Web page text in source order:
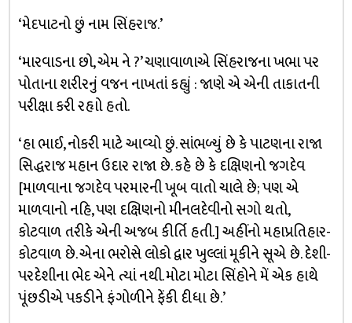
‘મેદપાટનો છું નામ સિંહરાજ.’
‘મારવાડના છો, એમ ને ?’ ચણાવાળાએ સિંહરાજના ખભા પર
પોતાના શરીરનું વજન નાખતાં કહ્યું : જાણે એ એની તાકાતની
પરીક્ષા કરી રહૃાો હતો.
‘હા ભાઈ, નોકરી માટે આવ્યો છું. સાંભળ્યું છે કે પાટણના રાજા
સિદ્ધરાજ મહાન ઉદાર રાજા છે. કહે છે કે દક્ષિણનો જગદેવ
[માળવાના જગદેવ પરમારની ખૂબ વાતો ચાલે છે; પણ એ
માળવાનો નહિ, પણ દક્ષિણનો મીનલદેવીનો સગો થતો,
કોટવાળ તરીકે એની અજબ કીર્તિ હતી.] અહીંનો મહાપ્રતિહાર-
કોટવાળ છે. એના ભરોસે લોકો દ્વાર ખુલ્લાં મૂકીને સૂએ છે. દેશી-
પરદેશીના ભેદ એને ત્યાં નથી. મોટા મોટા સિંહોને મેં એક હાથે
પૂંછડીએ પકડીને ફંગોળીને ફેંકી દીધા છે.’